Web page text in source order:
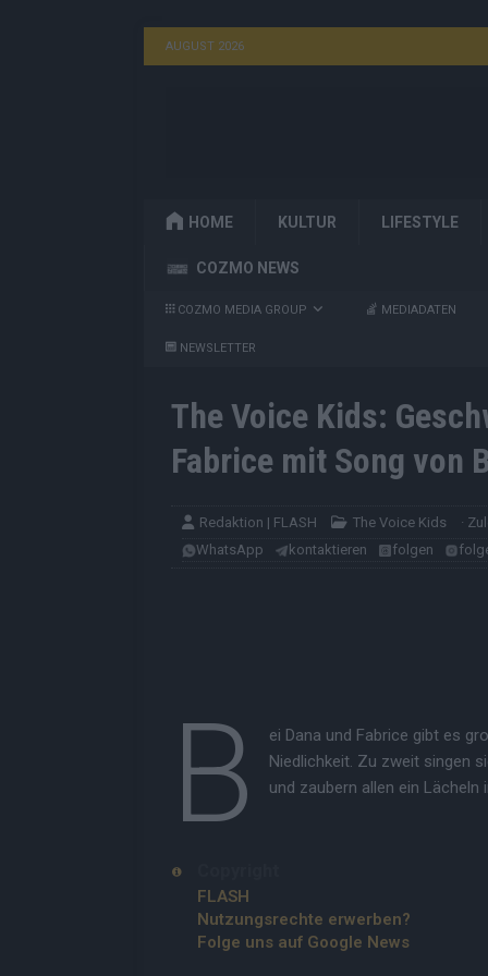
AUGUST 2026
HOME KULTUR LIFESTYLE
COZMO NEWS
COZMO MEDIA GROUP MEDIADATEN
NEWSLETTER
The Voice Kids:
Fabrice mit Song von
Redaktion | FLASH The Voice Kids ·
WhatsApp
kontaktieren folgen
B
ei Dana und Fabrice gibt es
Niedlichkeit. Zu zweit singen
und zaubern allen ein
FLASH
Nutzungsrechte erwerben?
Folge uns auf Google News